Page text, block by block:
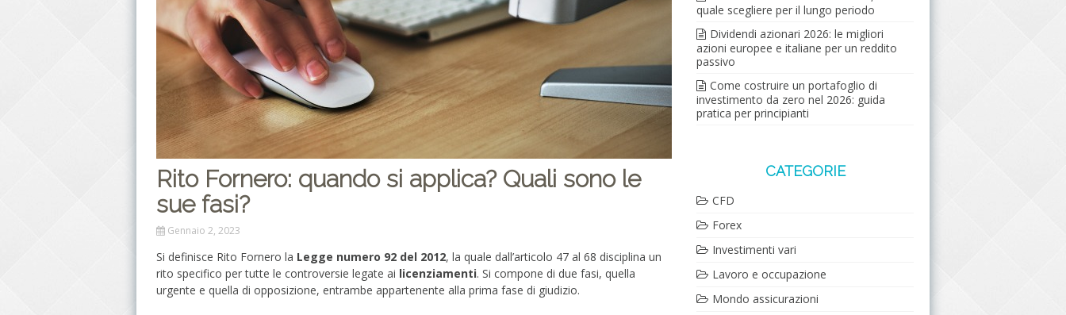
Rito Fornero: quando si applica? Quali sono le
sue fasi?
Gennaio 2, 2023
Si definisce Rito Fornero la Legge numero 92 del 2012, la quale dall’articolo 47 al 68 disciplina un
rito specifico per tutte le controversie legate ai licenziamenti. Si compone di due fasi, quella
urgente e quella di opposizione, entrambe appartenente alla prima fase di giudizio.
quale scegliere per il lungo periodo
Dividendi azionari 2026: le migliori
azioni europee e italiane per un reddito
passivo
Come costruire un portafoglio di
investimento da zero nel 2026: guida
pratica per principianti
CATEGORIE
CFD
Forex
Investimenti vari
Lavoro e occupazione
Mondo assicurazioni